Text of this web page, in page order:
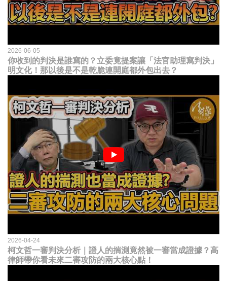
2026-06-05
你收到的判決是誰寫的？立委竟提案讓「法官助理寫判決」
明文化！那以後是不是乾脆連開庭都外包出去？
2026-04-24
柯文哲一審判決分析｜證人的揣測竟然被一審當成證據？高
律師帶你看未來二審攻防的兩大核心點！